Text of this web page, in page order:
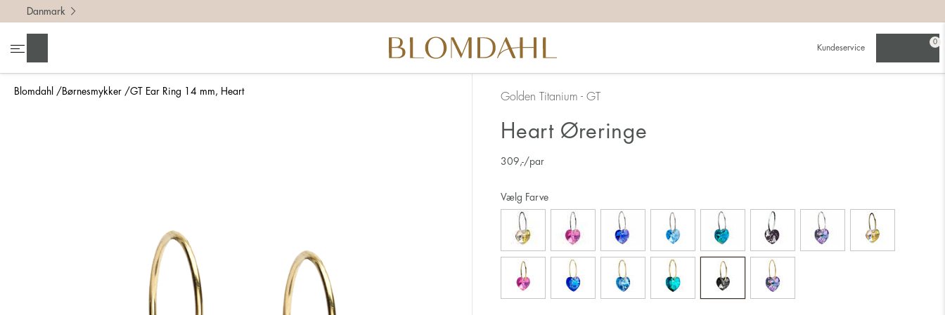
Blomdahl Børnesmykker GT Ear Ring 14 mm, Heart
Danmark
Kundeservice
0
Golden Titanium - GT
Heart Øreringe
309 ,-/par
Vælg Farve